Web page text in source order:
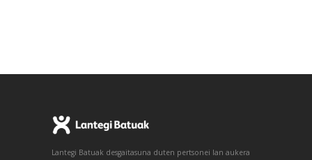
Lantegi Batuak desgaitasuna duten pertsonei lan aukera